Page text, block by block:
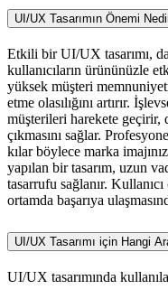
UI/UX Tasarımın Önemi
Etkili bir UI/UX tasarımı,
kullanıcıların ürününüzle
yüksek müşteri
etme olasılığını artırır.
müşterileri harekete geçirir,
çıkmasını sağlar.
kılar böylece marka
yapılan bir tasarım, uzun
tasarrufu sağlanır.
ortamda başarıya
UI/UX Tasarımı için Hangi
UI/UX tasarımında